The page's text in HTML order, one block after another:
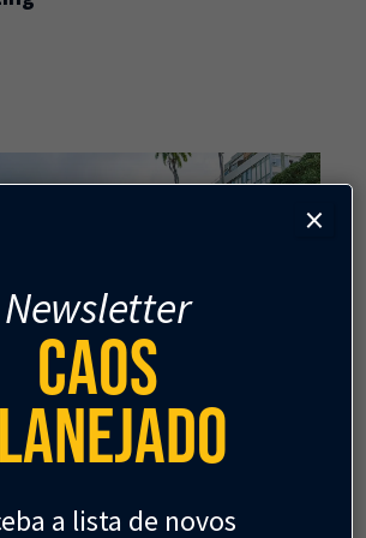
esse
Newsletter
Caos
a lista de novos
×